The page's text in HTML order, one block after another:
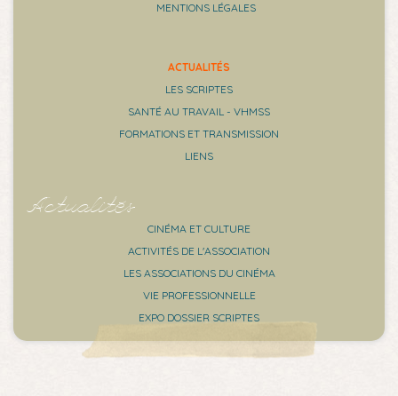
MENTIONS LÉGALES
ACTUALITÉS
LES SCRIPTES
SANTÉ AU TRAVAIL - VHMSS
FORMATIONS ET TRANSMISSION
LIENS
Actualités
CINÉMA ET CULTURE
ACTIVITÉS DE L'ASSOCIATION
LES ASSOCIATIONS DU CINÉMA
VIE PROFESSIONNELLE
EXPO DOSSIER SCRIPTES